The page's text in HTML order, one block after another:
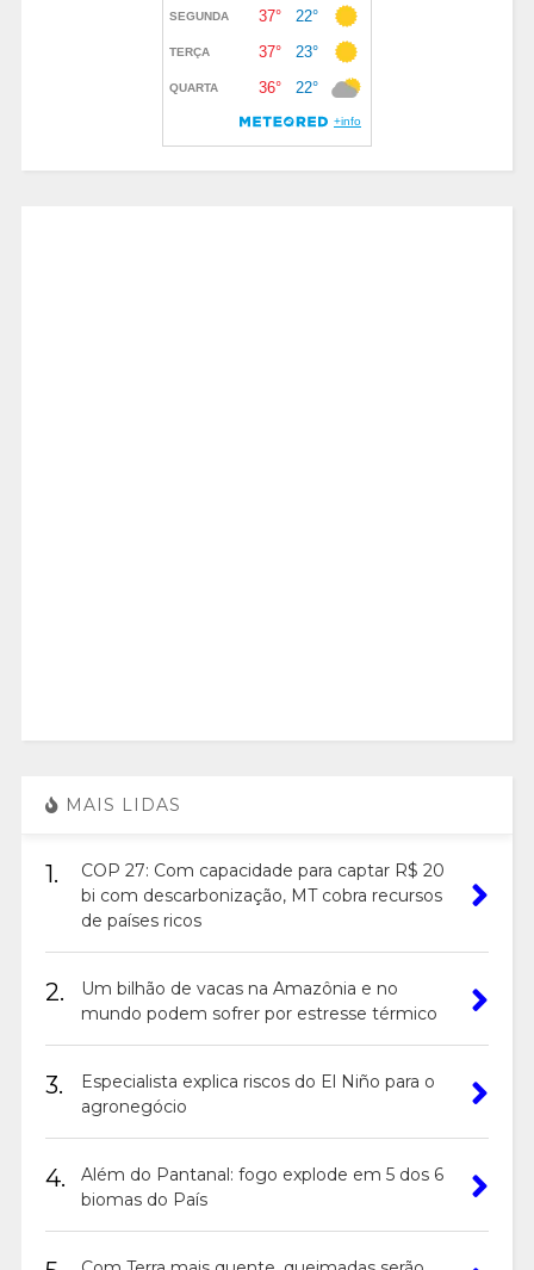
MAIS LIDAS
1.
COP 27: Com capacidade para captar R$ 20
bi com descarbonização, MT cobra recursos
de países ricos
2.
Um bilhão de vacas na Amazônia e no
mundo podem sofrer por estresse térmico
3.
Especialista explica riscos do El Niño para o
agronegócio
4.
Além do Pantanal: fogo explode em 5 dos 6
biomas do País